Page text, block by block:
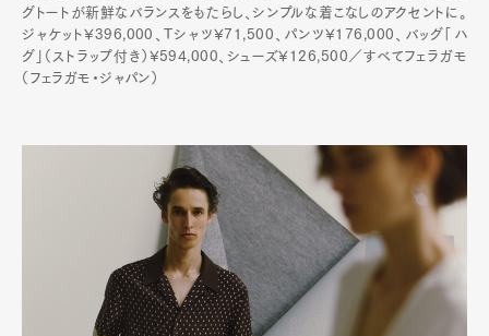
グトートが新鮮なバランスをもたらし、シンプルな着こなしのアクセントに。
ジャケット¥396,000、Tシャツ¥71,500、パンツ¥176,000、バッグ「ハ
グ」（ストラップ付き）¥594,000、シューズ¥126,500／すべてフェラガモ
（フェラガモ・ジャパン）